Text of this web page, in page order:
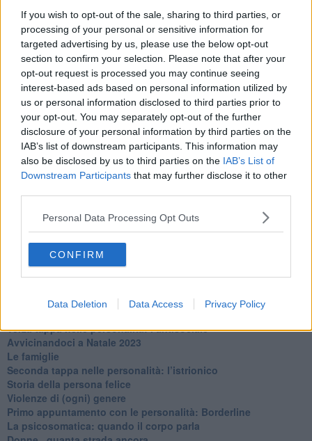
If you wish to opt-out of the sale, sharing to third parties, or
processing of your personal or sensitive information for
targeted advertising by us, please use the below opt-out
section to confirm your selection. Please note that after your
opt-out request is processed you may continue seeing
interest-based ads based on personal information utilized by
us or personal information disclosed to third parties prior to
your opt-out. You may separately opt-out of the further
disclosure of your personal information by third parties on the
IAB’s list of downstream participants. This information may
also be disclosed by us to third parties on the IAB’s List of
Downstream Participants that may further disclose it to other
Personal Data Processing Opt Outs
CONFIRM
Data Deletion Data Access Privacy Policy
​4 anni di Blog
Quando il silenzio è aggressivo
​Il passato, questo conosciuto!
​Clima ballerino e sbalzi d’umore
La maternità
​L’uomo o l’orso?
Non hanno un amico a teatro​
​Tutta una questione di rispetto
​Cose che ci esauriscono
​Vespa che passione!
​Lasciate ai vostri figli il diritto di piangere
​Parole d’amore regalate al vento
​Essere genitori di un adolescente
​Venerdì emozionalmente sostenibile
Ma ti ascolti?
Contornati di persone che…
Non dare niente per scontato
​Nuovi arrivi!
​Iniziamo l’anno con il piede giusto
​Terza tappa nelle personalità: l’antisociale
​Avvicinandoci a Natale 2023
Le famiglie
Seconda tappa nelle personalità: l’istrionico
​Storia della persona felice
Violenze di (ogni) genere
​Primo appuntamento con le personalità: Borderline
La psicosomatica: quando il corpo parla